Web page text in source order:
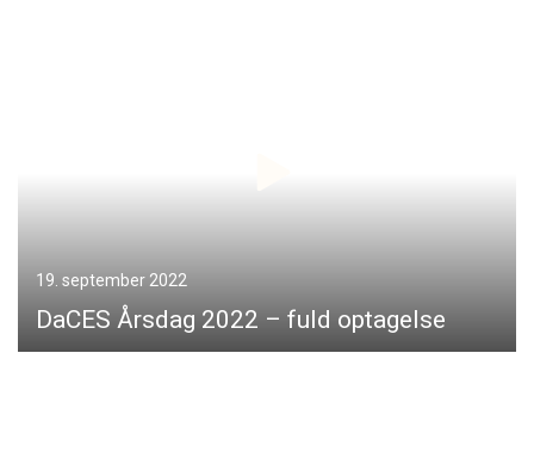
19. september 2022
DaCES Årsdag 2022 – fuld optagelse